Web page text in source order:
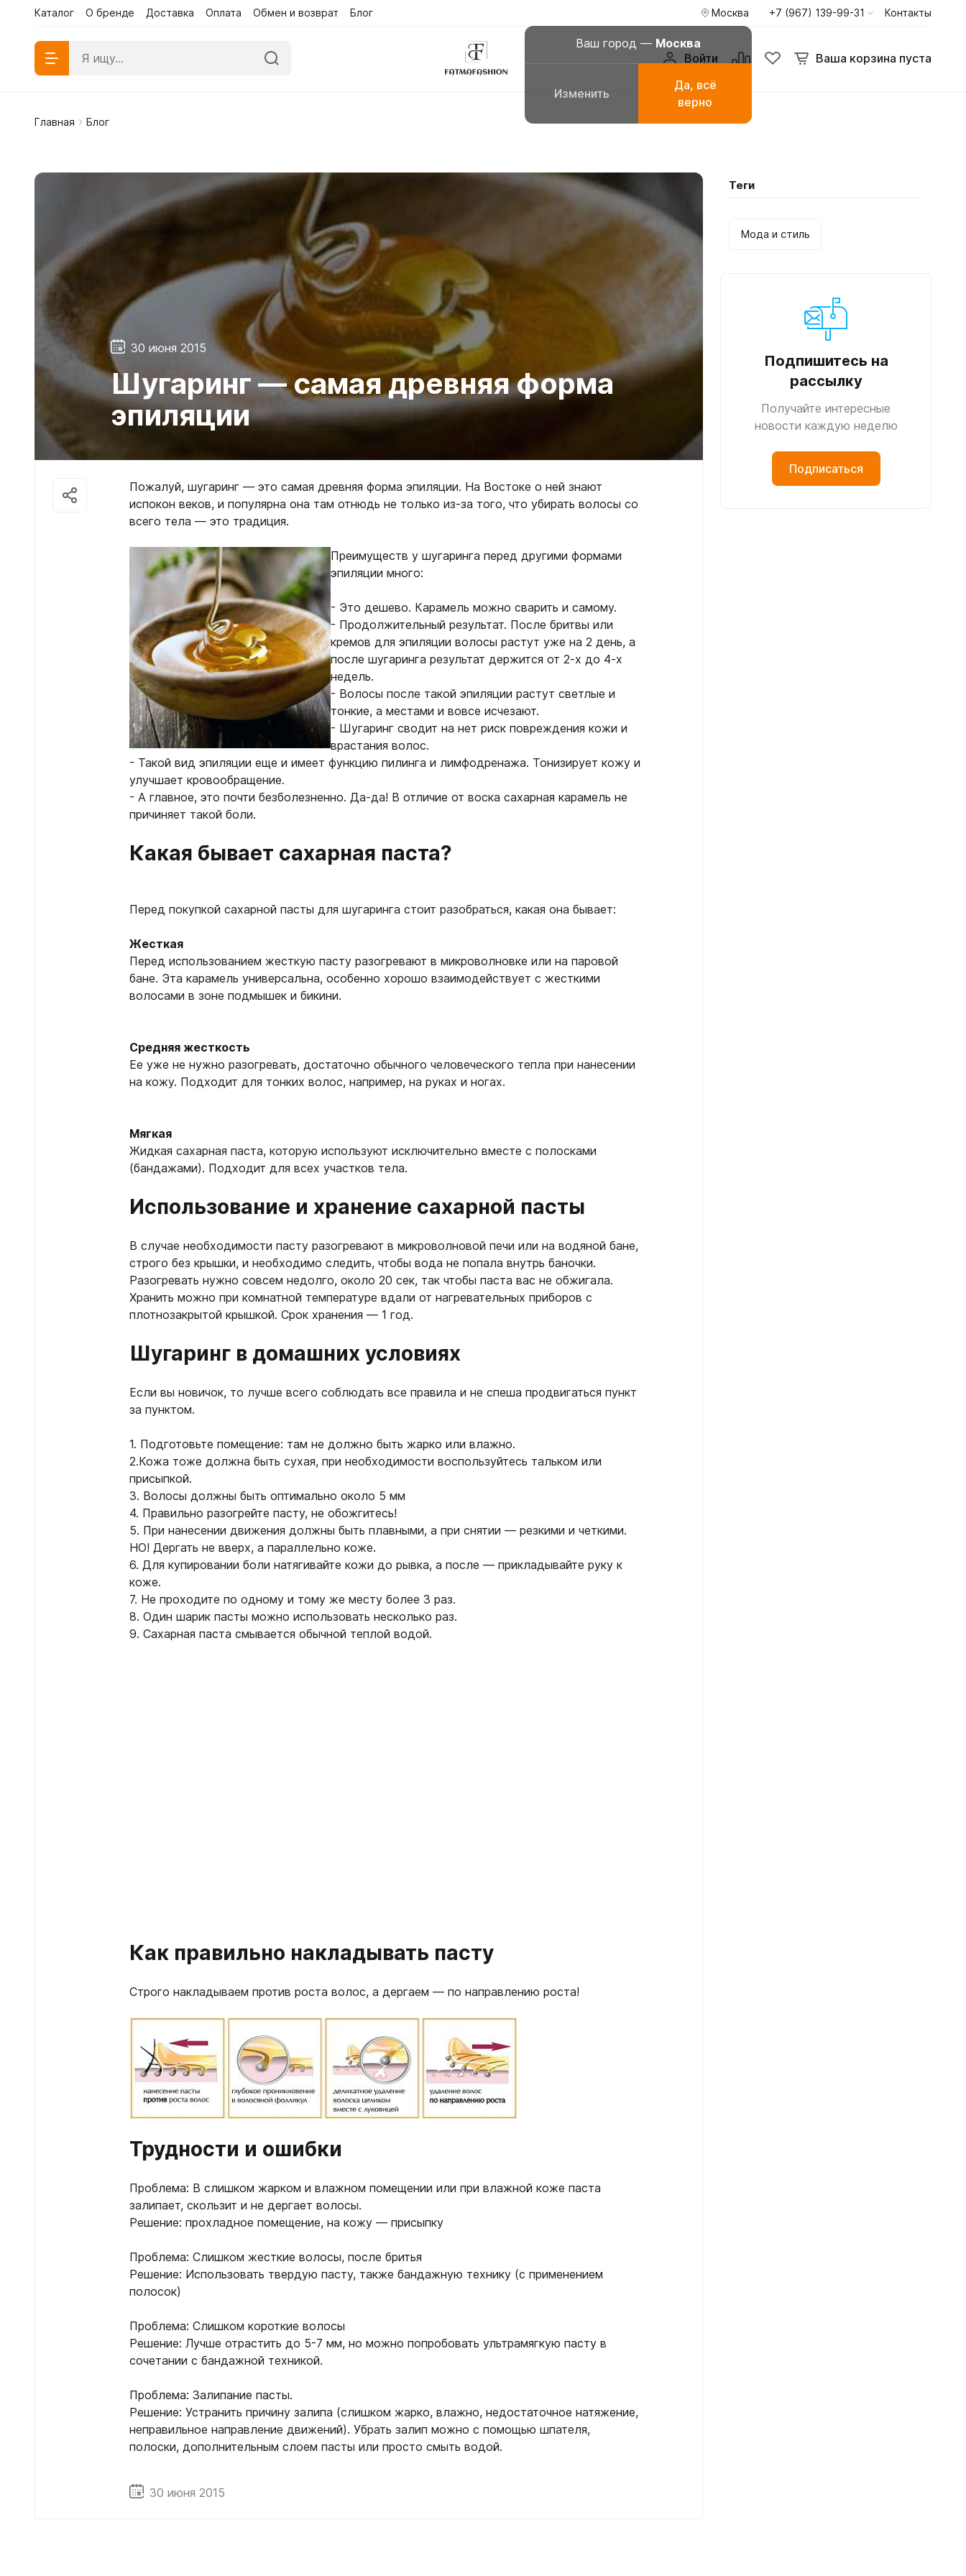
Поиск Сравнение Избранное
Каталог О бренде Доставка Оплата Обмен и возврат Блог Москва
Ваш город — Москва
Изменить
Да, всё
верно
+7 (967) 139-99-31 Контакты
Войти Ваша корзина пуста
Платья повседневные
Платья для молитвы, намаза
Женские костюмы
Буркини мусульманские
Главная Блог
30 июня 2015
Шугаринг — самая древняя форма
эпиляции
Пожалуй, шугаринг — это самая древняя форма эпиляции. На Востоке о ней знают
испокон веков, и популярна она там отнюдь не только из-за того, что убирать волосы со
всего тела — это традиция.
Преимуществ у шугаринга перед другими формами
эпиляции много:
- Это дешево. Карамель можно сварить и самому.
- Продолжительный результат. После бритвы или
кремов для эпиляции волосы растут уже на 2 день, а
после шугаринга результат держится от 2-х до 4-х
недель.
- Волосы после такой эпиляции растут светлые и
тонкие, а местами и вовсе исчезают.
- Шугаринг сводит на нет риск повреждения кожи и
врастания волос.
- Такой вид эпиляции еще и имеет функцию пилинга и лимфодренажа. Тонизирует кожу и
улучшает кровообращение.
- А главное, это почти безболезненно. Да-да! В отличие от воска сахарная карамель не
причиняет такой боли.
Какая бывает сахарная паста?
Перед покупкой сахарной пасты для шугаринга стоит разобраться, какая она бывает:
Жесткая
Перед использованием жесткую пасту разогревают в микроволновке или на паровой
бане. Эта карамель универсальна, особенно хорошо взаимодействует с жесткими
волосами в зоне подмышек и бикини.
Средняя жесткость
Ее уже не нужно разогревать, достаточно обычного человеческого тепла при нанесении
на кожу. Подходит для тонких волос, например, на руках и ногах.
Мягкая
Жидкая сахарная паста, которую используют исключительно вместе с полосками
(бандажами). Подходит для всех участков тела.
Использование и хранение сахарной пасты
В случае необходимости пасту разогревают в микроволновой печи или на водяной бане,
строго без крышки, и необходимо следить, чтобы вода не попала внутрь баночки.
Разогревать нужно совсем недолго, около 20 сек, так чтобы паста вас не обжигала.
Хранить можно при комнатной температуре вдали от нагревательных приборов с
плотнозакрытой крышкой. Срок хранения — 1 год.
Шугаринг в домашних условиях
Если вы новичок, то лучше всего соблюдать все правила и не спеша продвигаться пункт
за пунктом.
1. Подготовьте помещение: там не должно быть жарко или влажно.
2.Кожа тоже должна быть сухая, при необходимости воспользуйтесь тальком или
присыпкой.
3. Волосы должны быть оптимально около 5 мм
4. Правильно разогрейте пасту, не обожгитесь!
5. При нанесении движения должны быть плавными, а при снятии — резкими и четкими.
НО! Дергать не вверх, а параллельно коже.
6. Для купировании боли натягивайте кожи до рывка, а после — прикладывайте руку к
коже.
7. Не проходите по одному и тому же месту более 3 раз.
8. Один шарик пасты можно использовать несколько раз.
9. Сахарная паста смывается обычной теплой водой.
Как правильно накладывать пасту
Строго накладываем против роста волос, а дергаем — по направлению роста!
Трудности и ошибки
Проблема: В слишком жарком и влажном помещении или при влажной коже паста
залипает, скользит и не дергает волосы.
Решение: прохладное помещение, на кожу — присыпку
Проблема: Слишком жесткие волосы, после бритья
Решение: Использовать твердую пасту, также бандажную технику (с применением
полосок)
Проблема: Слишком короткие волосы
Решение: Лучше отрастить до 5-7 мм, но можно попробовать ультрамягкую пасту в
сочетании с бандажной техникой.
Проблема: Залипание пасты.
Решение: Устранить причину залипа (слишком жарко, влажно, недостаточное натяжение,
неправильное направление движений). Убрать залип можно с помощью шпателя,
полоски, дополнительным слоем пасты или просто смыть водой.
30 июня 2015
Теги
Мода и стиль
Подпишитесь на
рассылку
Получайте интересные
новости каждую неделю
Подписаться